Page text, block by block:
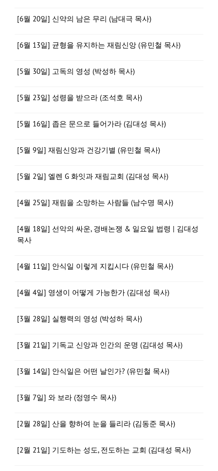
[6월 20일] 신약의 남은 무리 (남대극 목사)
[6월 13일] 균형을 유지하는 재림신앙 (유민철 목사)
[5월 30일] 고독의 영성 (박성하 목사)
[5월 23일] 성령을 받으라 (조석호 목사)
[5월 16일] 좁은 문으로 들어가라 (김대성 목사)
[5월 9일] 재림신앙과 건강기별 (유민철 목사)
[5월 2일] 엘렌 G 화잇과 재림교회 (김대성 목사)
[4월 25일] 재림을 소망하는 사람들 (남수명 목사)
[4월 18일] 선악의 싸운, 경배논쟁 & 일요일 법령 | 김대성
목사
[4월 11일] 안식일 이렇게 지킵시다 (유민철 목사)
[4월 4일] 영생이 어떻게 가능한가 (김대성 목사)
[3월 28일] 실행력의 영성 (박성하 목사)
[3월 21일] 기독교 신앙과 인간의 운명 (김대성 목사)
[3월 14일] 안식일은 어떤 날인가? (유민철 목사)
[3월 7일] 와 보라 (정영수 목사)
[2월 28일] 산을 향하여 눈을 들리라 (김동준 목사)
[2월 21일] 기도하는 성도, 전도하는 교회 (김대성 목사)